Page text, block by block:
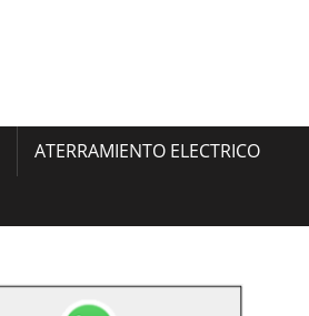
ATERRAMIENTO ELECTRICO